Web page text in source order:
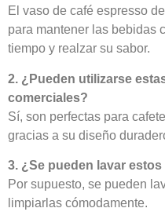
El vaso de café espresso
para mantener las bebidas
tiempo y realzar su sabor.
2. ¿Pueden utilizarse
comerciales?
Sí, son perfectas para
gracias a su diseño
3. ¿Se pueden lavar
Por supuesto, se pueden
limpiarlas cómodamente.